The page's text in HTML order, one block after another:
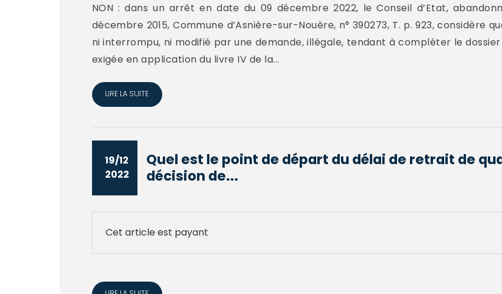
NON : dans un arrêt en date du 09 décembre 2022, le Conseil d’Etat,
décembre 2015, Commune d’Asnière-sur-Nouère, n° 390273, T. p. 923, considère
ni interrompu, ni modifié par une demande, illégale, tendant à compléter le
exigée en application du livre IV de la...
LIRE LA SUITE
19/12
2022
Quel est le point de départ du délai de retrait de
décision de...
Cet article est payant